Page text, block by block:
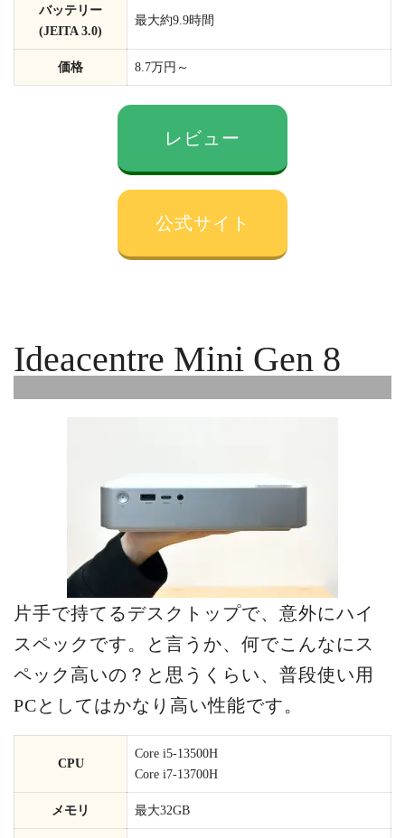
バッテリー
(JEITA 3.0)
最大約9.9時間
価格 8.7万円～
レビュー
公式サイト
Ideacentre Mini Gen 8
片手で持てるデスクトップで、意外にハイ
スペックです。と言うか、何でこんなにス
ペック高いの？と思うくらい、普段使い用
PCとしてはかなり高い性能です。
CPU
Core i5-13500H
Core i7-13700H
メモリ 最大32GB